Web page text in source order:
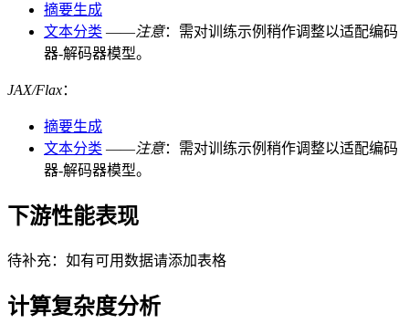
摘要生成
文本分类 ——注意：需对训练示例稍作调整以适配编码
器-解码器模型。
JAX/Flax：
摘要生成
文本分类 ——注意：需对训练示例稍作调整以适配编码
器-解码器模型。
下游性能表现
待补充：如有可用数据请添加表格
计算复杂度分析